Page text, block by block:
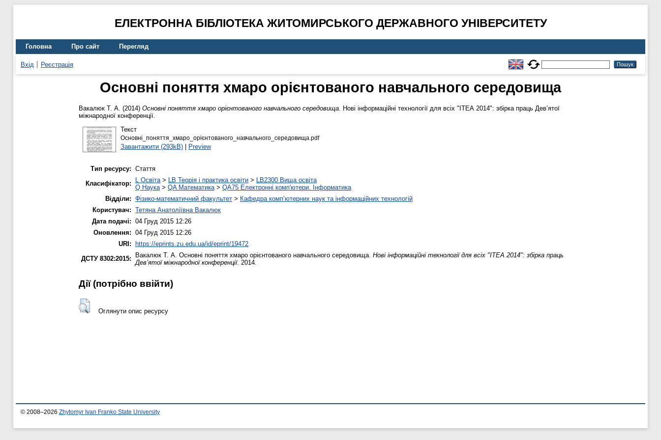
ЕЛЕКТРОННА БІБЛІОТЕКА ЖИТОМИРСЬКОГО ДЕРЖАВНОГО УНІВЕРСИТЕТУ
Головна Про сайт Перегляд
Вхід Реєстрація
Основні поняття хмаро орієнтованого навчального середовища
Вакалюк Т. А. (2014) Основні поняття хмаро орієнтованого навчального середовища. Нові інформаційні технології для всіх "ІТЕА 2014": збірка праць Дев’ятої
міжнародної конференції.
Текст
Основні_поняття_хмаро_орієнтованого_навчального_середовища.pdf
Завантажити (293kB)| Preview
Тип ресурсу: Стаття
Класифікатор:
L Освіта> LB Теорія і практика освіти > LB2300 Вища освіта
Q Наука> QA Математика> QA75 Електронні комп'ютери. Інформатика
Відділи: Фізико-математичний факультет > Кафедра комп’ютерних наук та інформаційних технологій
Користувач: Тетяна Анатоліївна Вакалюк
Дата подачі: 04 Груд 2015 12:26
Оновлення: 04 Груд 2015 12:26
URI:
https://eprints.zu.edu.ua/id/eprint/19472
ДСТУ 8302:2015:
Вакалюк Т. А. Основні поняття хмаро орієнтованого навчального середовища. Нові інформаційні технології для всіх "ІТЕА 2014": збірка праць
Дев’ятої міжнародної конференції. 2014.
Дії ​​(потрібно ввійти)
Оглянути опис ресурсу
© 2008–2026 Zhytomyr Ivan Franko State University